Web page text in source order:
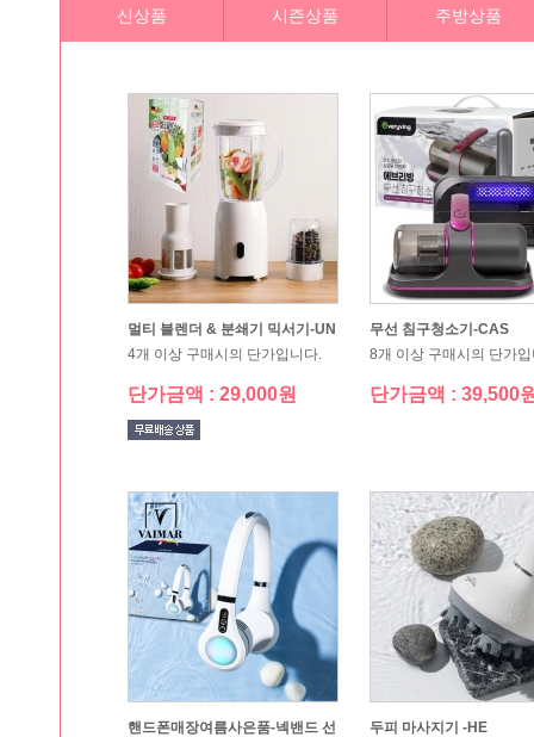
신상품 시즌상품 주방상품
0ml1 +비누100g 2개)
품
CJ 숨결치약3p+식물나라비누3p
CJ 숨결치약5p